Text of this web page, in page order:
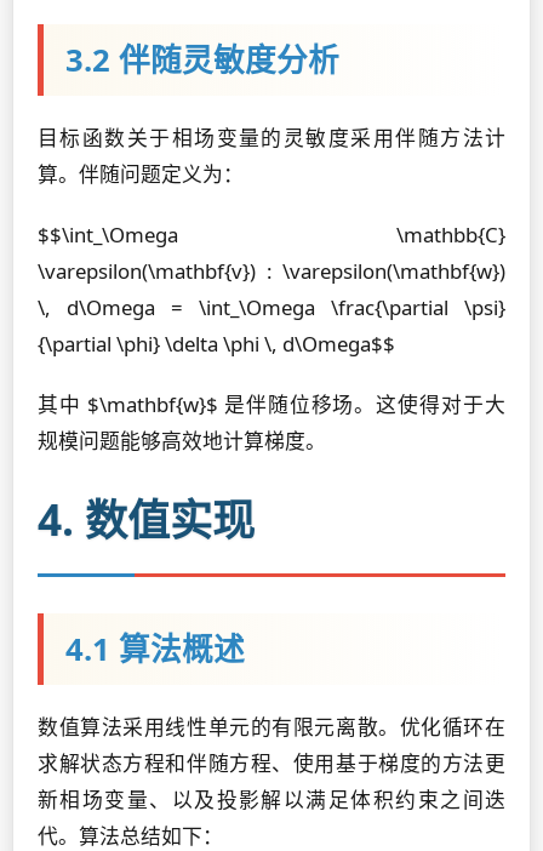
3.2 伴随灵敏度分析
目标函数关于相场变量的灵敏度采用伴随方法计
算。伴随问题定义为：
$$\int_\Omega \mathbb{C}
\varepsilon(\mathbf{v}) : \varepsilon(\mathbf{w})
\, d\Omega = \int_\Omega \frac{\partial \psi}
{\partial \phi} \delta \phi \, d\Omega$$
其中 $\mathbf{w}$ 是伴随位移场。这使得对于大
规模问题能够高效地计算梯度。
4. 数值实现
4.1 算法概述
数值算法采用线性单元的有限元离散。优化循环在
求解状态方程和伴随方程、使用基于梯度的方法更
新相场变量、以及投影解以满足体积约束之间迭
代。算法总结如下：